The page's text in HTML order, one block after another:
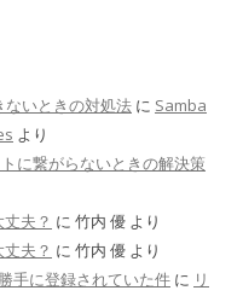
いときの対処法 に Samba
より
に繋がらないときの解決策
夫？ に 竹内 優 より
夫？ に 竹内 優 より
手に登録されていた件 に リ